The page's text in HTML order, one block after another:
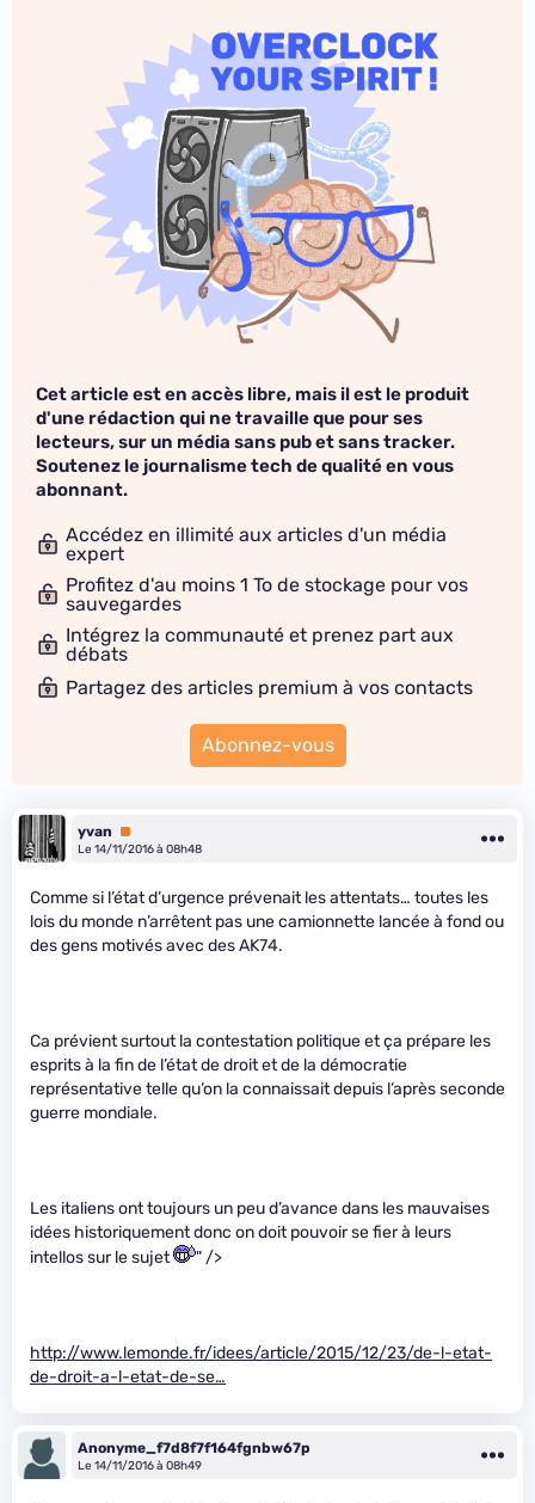
Cet article est en accès libre, mais il est le produit
d'une rédaction qui ne travaille que pour ses
lecteurs, sur un média sans pub et sans tracker.
Soutenez le journalisme tech de qualité en vous
abonnant.
Accédez en illimité aux articles d'un média
expert
Profitez d'au moins 1 To de stockage pour vos
sauvegardes
Intégrez la communauté et prenez part aux
débats
Partagez des articles premium à vos contacts
Abonnez-vous
yvan
Premium
Le 14/11/2016 à 08h48
Comme si l’état d’urgence prévenait les attentats… toutes les
lois du monde n’arrêtent pas une camionnette lancée à fond ou
des gens motivés avec des AK74.
Ca prévient surtout la contestation politique et ça prépare les
esprits à la fin de l’état de droit et de la démocratie
représentative telle qu’on la connaissait depuis l’après seconde
guerre mondiale.
Les italiens ont toujours un peu d’avance dans les mauvaises
idées historiquement donc on doit pouvoir se fier à leurs
intellos sur le sujet
" />
http://www.lemonde.fr/idees/article/2015/12/23/de-l-etat-
de-droit-a-l-etat-de-se…
Anonyme_f7d8f7f164fgnbw67p
Le 14/11/2016 à 08h49